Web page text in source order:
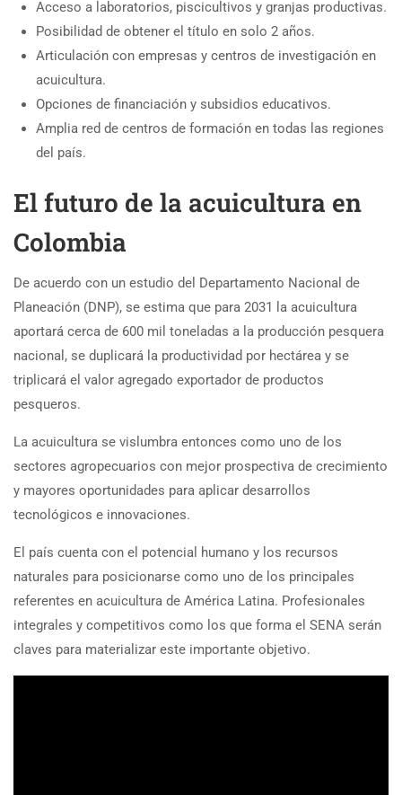
Acceso a laboratorios, piscicultivos y granjas productivas.
Posibilidad de obtener el título en solo 2 años.
Articulación con empresas y centros de investigación en
acuicultura.
Opciones de financiación y subsidios educativos.
Amplia red de centros de formación en todas las regiones
del país.
El futuro de la acuicultura en
Colombia
De acuerdo con un estudio del Departamento Nacional de
Planeación (DNP), se estima que para 2031 la acuicultura
aportará cerca de 600 mil toneladas a la producción pesquera
nacional, se duplicará la productividad por hectárea y se
triplicará el valor agregado exportador de productos
pesqueros.
La acuicultura se vislumbra entonces como uno de los
sectores agropecuarios con mejor prospectiva de crecimiento
y mayores oportunidades para aplicar desarrollos
tecnológicos e innovaciones.
El país cuenta con el potencial humano y los recursos
naturales para posicionarse como uno de los principales
referentes en acuicultura de América Latina. Profesionales
integrales y competitivos como los que forma el SENA serán
claves para materializar este importante objetivo.